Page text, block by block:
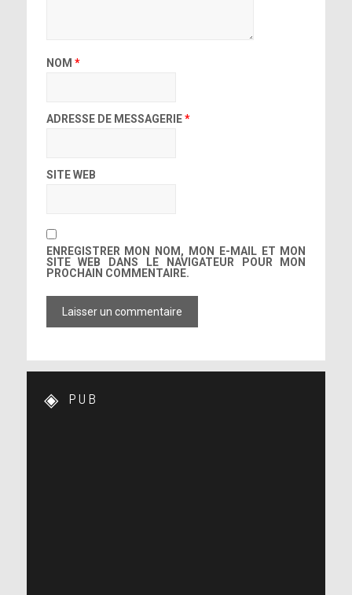
NOM *
ADRESSE DE MESSAGERIE*
SITE WEB
ENREGISTRER MON NOM, MON E-MAIL ET MON
SITE WEB DANS LE NAVIGATEUR POUR MON
PROCHAIN COMMENTAIRE.
PUB